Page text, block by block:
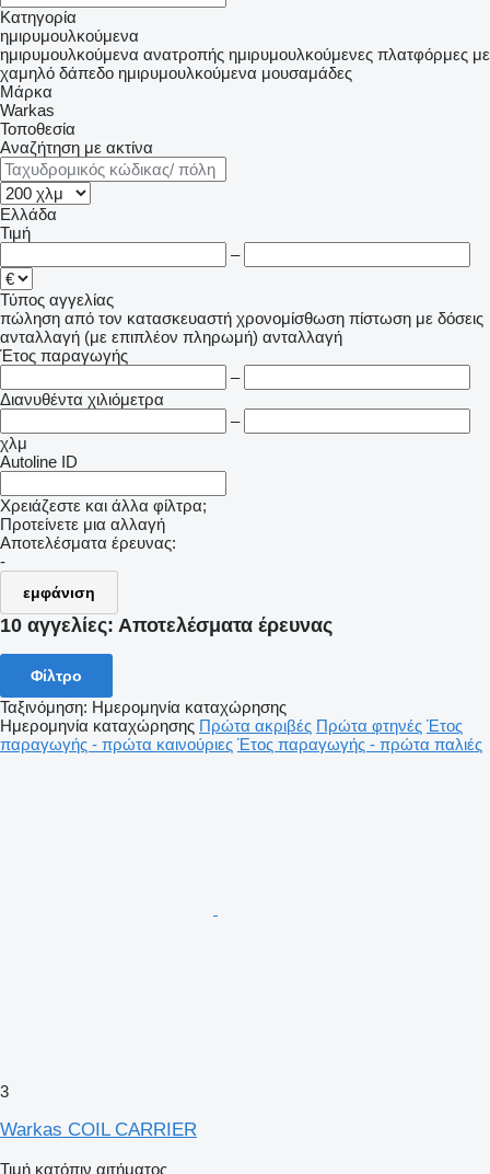
Κατηγορία
ημιρυμουλκούμενα
ημιρυμουλκούμενα ανατροπής ημιρυμουλκούμενες πλατφόρμες με
χαμηλό δάπεδο ημιρυμουλκούμενα μουσαμάδες
Μάρκα
Warkas
Τοποθεσία
Αναζήτηση με ακτίνα
Ελλάδα
Τιμή
–
Τύπος αγγελίας
πώληση από τον κατασκευαστή χρονομίσθωση πίστωση με δόσεις
ανταλλαγή (με επιπλέον πληρωμή) ανταλλαγή
Έτος παραγωγής
–
Διανυθέντα χιλιόμετρα
–
χλμ
Autoline ID
Χρειάζεστε και άλλα φίλτρα;
Προτείνετε μια αλλαγή
Αποτελέσματα έρευνας:
-
εμφάνιση
10 αγγελίες: Αποτελέσματα έρευνας
Φίλτρο
Ταξινόμηση: Ημερομηνία καταχώρησης
Ημερομηνία καταχώρησης Πρώτα ακριβές Πρώτα φτηνές Έτος
παραγωγής - πρώτα καινούριες Έτος παραγωγής - πρώτα παλιές
3
Warkas COIL CARRIER
Τιμή κατόπιν αιτήματος